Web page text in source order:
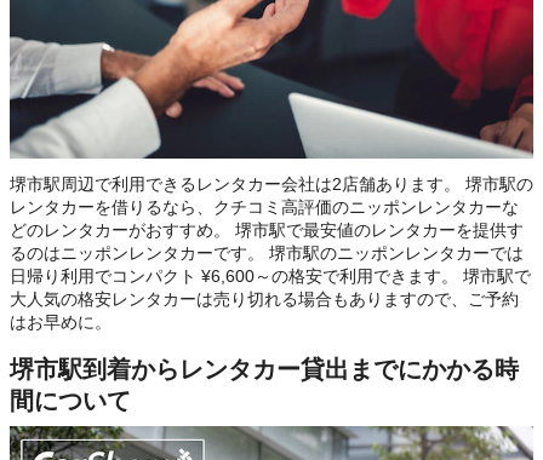
堺市駅周辺で利用できるレンタカー会社は2店舗あります。 堺市駅の
レンタカーを借りるなら、クチコミ高評価のニッポンレンタカーな
どのレンタカーがおすすめ。 堺市駅で最安値のレンタカーを提供す
るのはニッポンレンタカーです。 堺市駅のニッポンレンタカーでは
日帰り利用でコンパクト ¥6,600～の格安で利用できます。 堺市駅で
大人気の格安レンタカーは売り切れる場合もありますので、ご予約
はお早めに。
堺市駅到着からレンタカー貸出までにかかる時
間について